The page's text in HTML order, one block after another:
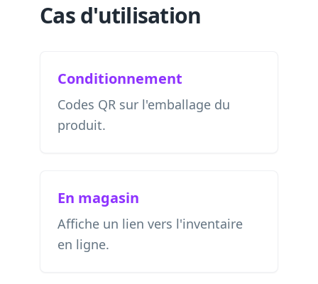
Cas d'utilisation
Conditionnement
Codes QR sur l'emballage du
produit.
En magasin
Affiche un lien vers l'inventaire
en ligne.